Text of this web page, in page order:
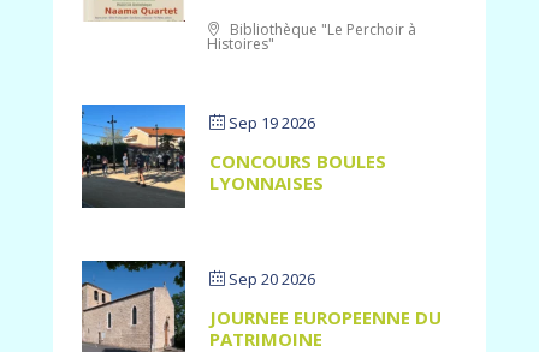
Bibliothèque "Le Perchoir à
Histoires"
Sep 19 2026
CONCOURS BOULES
LYONNAISES
Sep 20 2026
JOURNEE EUROPEENNE DU
PATRIMOINE